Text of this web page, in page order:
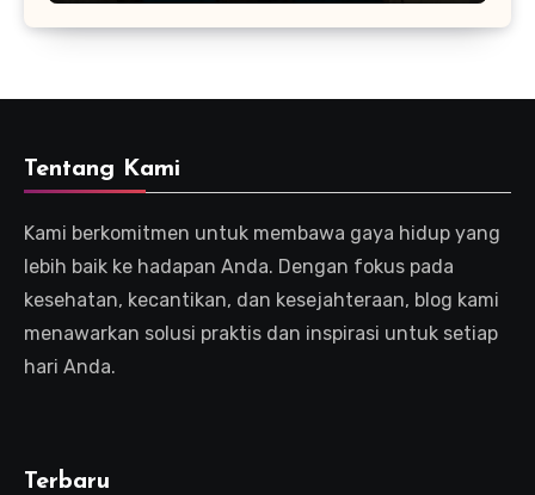
Tentang Kami
Kami berkomitmen untuk membawa gaya hidup yang
lebih baik ke hadapan Anda. Dengan fokus pada
kesehatan, kecantikan, dan kesejahteraan, blog kami
menawarkan solusi praktis dan inspirasi untuk setiap
hari Anda.
Terbaru